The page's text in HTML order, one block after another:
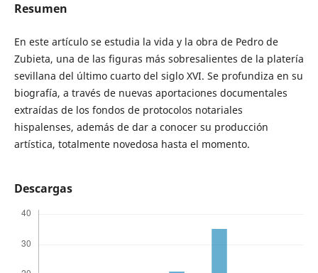
Resumen
En este artículo se estudia la vida y la obra de Pedro de
Zubieta, una de las figuras más sobresalientes de la platería
sevillana del último cuarto del siglo XVI. Se profundiza en su
biografía, a través de nuevas aportaciones documentales
extraídas de los fondos de protocolos notariales
hispalenses, además de dar a conocer su producción
artística, totalmente novedosa hasta el momento.
Descargas